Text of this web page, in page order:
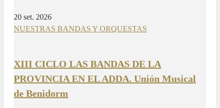
20 set. 2026
NUESTRAS BANDAS Y ORQUESTAS
XIII CICLO LAS BANDAS DE LA
PROVINCIA EN EL ADDA. Unión Musical
de Benidorm